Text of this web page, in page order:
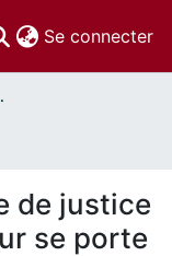
Se connecter
de justice
se porte